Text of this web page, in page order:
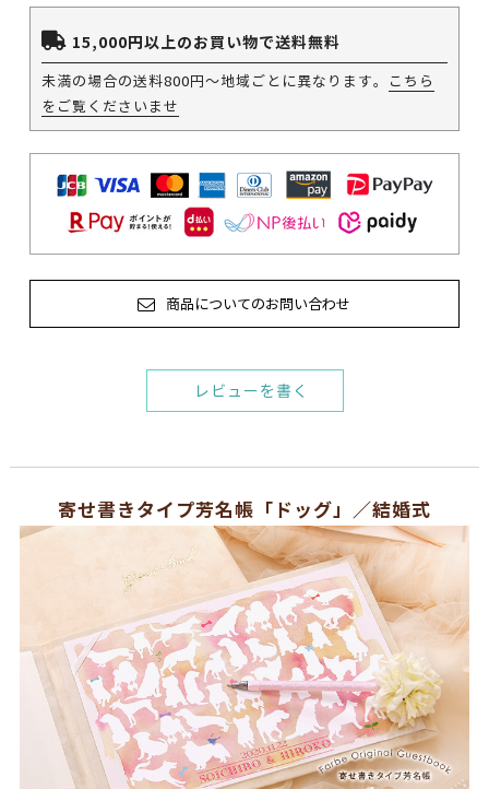
15,000円以上のお買い物で送料無料
未満の場合の送料800円～地域ごとに異なります。
こちら
をご覧くださいませ
商品についてのお問い合わせ
レビューを書く
寄せ書きタイプ芳名帳「ドッグ」／結婚式